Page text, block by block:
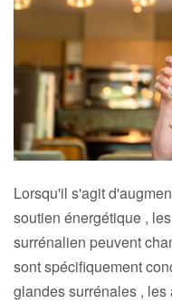
Lorsqu'il s'agit
soutien énergétique ,
surrénalien peuvent
sont spécifiquement
glandes surrénales ,